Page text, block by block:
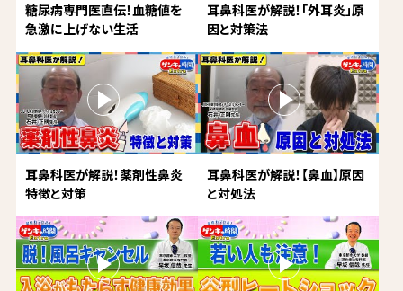
糖尿病専門医直伝！血糖値を
急激に上げない生活
耳鼻科医が解説！「外耳炎」原
因と対策法
耳鼻科医が解説！薬剤性鼻炎
特徴と対策
耳鼻科医が解説！【鼻血】原因
と対処法